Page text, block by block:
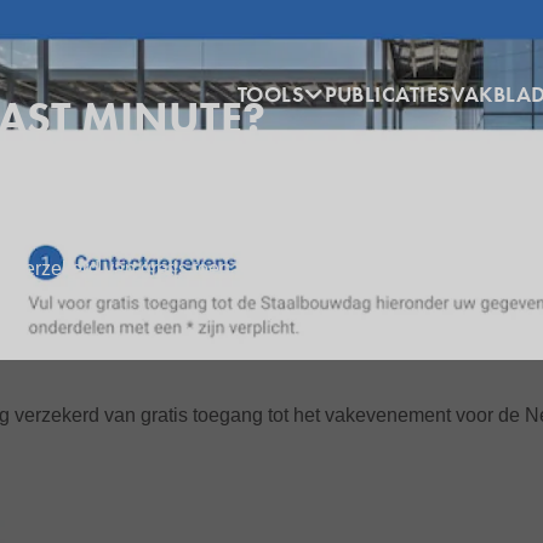
Hoofdnavigatie
TOOLS PUBLICATIES
MINUTE?
van gratis toegang tot het vakevenement voor de
van gratis toegang tot het vakevenement voor de
van gratis toegang tot het vakevenement voor de